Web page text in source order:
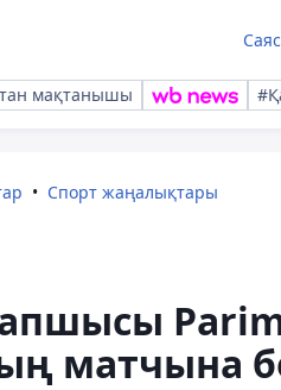
мақтанышы
Спорт жаңалықтары
матчына